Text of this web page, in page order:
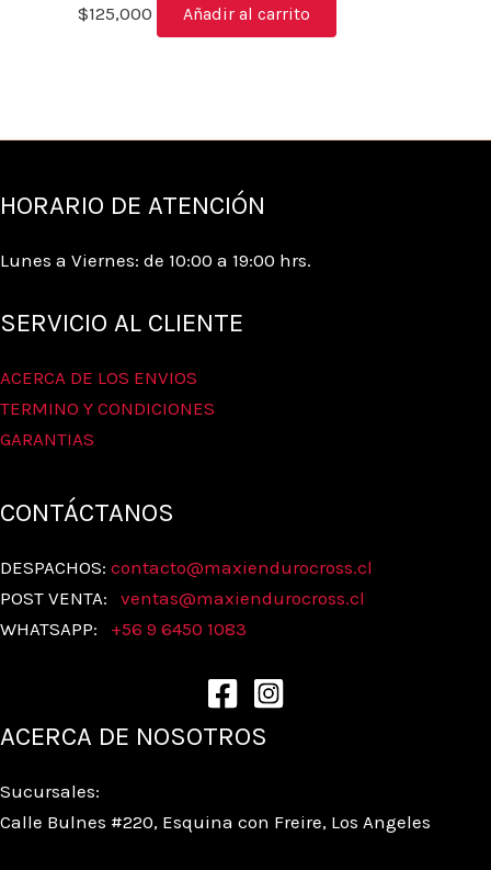
$125,000 Añadir al carrito
HORARIO DE ATENCIÓN
Lunes a Viernes: de 10:00 a 19:00 hrs.
SERVICIO AL CLIENTE
ACERCA DE LOS ENVIOS
TERMINO Y CONDICIONES
GARANTIAS
CONTÁCTANOS
DESPACHOS: contacto@maxiendurocross.cl
POST VENTA: ventas@maxiendurocross.cl
WHATSAPP: +56 9 6450 1083
ACERCA DE NOSOTROS
Sucursales:
Calle Bulnes #220, Esquina con Freire, Los Angeles